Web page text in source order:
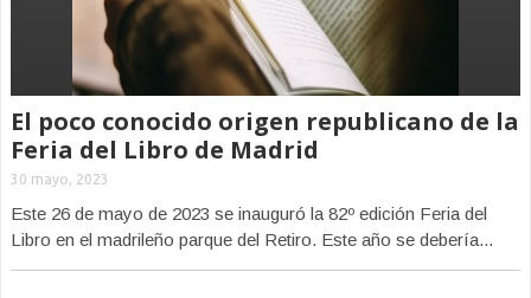
El poco conocido origen republicano de la
Feria del Libro de Madrid
30 mayo, 2023
Este 26 de mayo de 2023 se inauguró la 82º edición Feria del
Libro en el madrileño parque del Retiro. Este año se debería...